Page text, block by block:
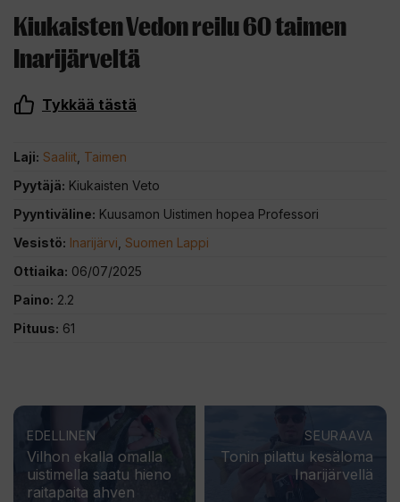
Kiukaisten Vedon reilu 60 taimen
Inarijärveltä
Tykkää tästä
Laji: Saaliit Taimen
Pyytäjä: Kiukaisten Veto
Pyyntiväline: Kuusamon Uistimen hopea Professori
Vesistö: Inarijärvi Suomen Lappi
Ottiaika: 06/07/2025
Paino: 2.2
Pituus: 61
EDELLINEN
Vilhon ekalla omalla
uistimella saatu hieno
raitapaita ahven
SEURAAVA
Tonin pilattu kesäloma
Inarijärvellä